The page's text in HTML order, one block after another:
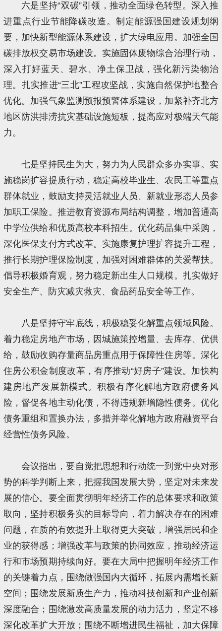
六是坚持“双碳”引领，推动全面绿色转型。深入推
进重点行业节能降碳改造。制定能源强国建设规划纲
要，加快新型能源体系建设，扩大绿电应用。加强全国
碳排放权交易市场建设。实施固体废物综合治理行动，
深入打好蓝天、碧水、净土保卫战，强化新污染物治
理。扎实推进“三北”工程攻坚战，实施自然保护地整合
优化。加强气象监测预报预警体系建设，加紧补齐北方
地区防洪排涝抗灾基础设施短板，提高应对极端天气能
力。
七是坚持民生为大，努力为人民群众多办实事。实
施稳岗扩容提质行动，稳定高校毕业生、农民工等重点
群体就业，鼓励支持灵活就业人员、新就业形态人员参
加职工保险。推进教育资源布局结构调整，增加普通高
中学位供给和优质高校本科招生。优化药品集中采购，
深化医保支付方式改革。实施康复护理扩容提升工程，
推行长期护理保险制度，加强对困难群体的关爱帮扶。
倡导积极婚育观，努力稳定新出生人口规模。扎实做好
安全生产、防灾减灾救灾、食品药品安全等工作。
八是坚持守牢底线，积极稳妥化解重点领域风险。
着力稳定房地产市场，因城施策控增量、去库存、优供
给，鼓励收购存量商品房重点用于保障性住房等。深化
住房公积金制度改革，有序推动“好房子”建设。加快构
建房地产发展新模式。积极有序化解地方政府债务风
险，督促各地主动化债，不得违规新增隐性债务。优化
债务重组和置换办法，多措并举化解地方政府融资平台
经营性债务风险。
会议指出，要自觉把思想和行动统一到党中央对形
势的科学判断上来，把握我国发展大势，坚定对未来发
展的信心。要全面贯彻明年经济工作的总体要求和政策
取向，坚持积极务实的目标导向，着力解决存在的困难
问题，在质的有效提升上取得更大突破，增强居民和企
业的获得感；增强改革与政策的协同效应，推动经济运
行和市场预期持续向好。要在大局中把握明年经济工作
的关键着力点，围绕做强国内大循环，拓展内需增长新
空间；围绕发展新质生产力，推动科技创新和产业创新
深度融合；围绕激发高质量发展的动力活力，坚定不移
深化改革扩大开放；围绕不断增进民生福祉，加大保障